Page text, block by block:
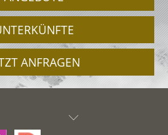
ANFRAGEN